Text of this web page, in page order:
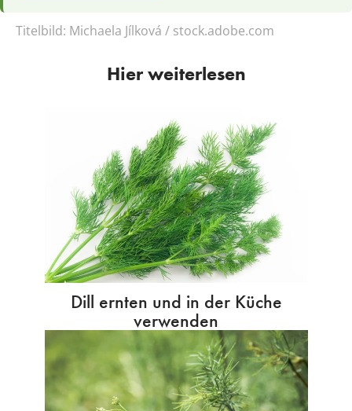
Titelbild: Michaela Jílková / stock.adobe.com
Hier weiterlesen
Dill ernten und in der Küche
verwenden